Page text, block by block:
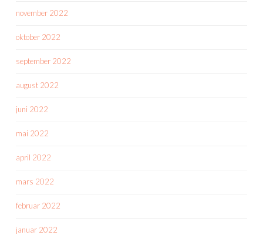
november 2022
oktober 2022
september 2022
august 2022
juni 2022
mai 2022
april 2022
mars 2022
februar 2022
januar 2022